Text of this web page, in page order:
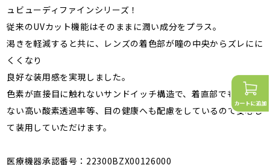
ュビューディファインシリーズ！
従来のUVカット機能はそのままに潤い成分をプラス。
渇きを軽減すると共に、レンズの着色部が瞳の中央からズレにに
くくなり
良好な装用感を実現しました。
色素が直接目に触れないサンドイッチ構造で、着直部でも変わら
ない高い酸素透過率等、目の健康へも配慮をしているので安心し
て装用していただけます。
医療機器承認番号：22300BZX00126000